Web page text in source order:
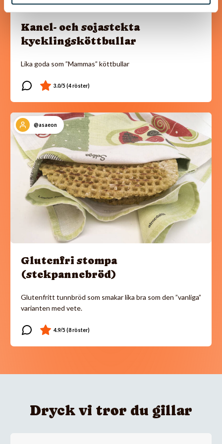
Kanel- och sojastekta
kycklingsköttbullar
Lika goda som ”Mammas” köttbullar
@asaeon
Glutenfri stompa
(stekpannebröd)
Glutenfritt tunnbröd som smakar lika bra som den ”vanliga”
varianten med vete.
Dryck vi tror du gillar